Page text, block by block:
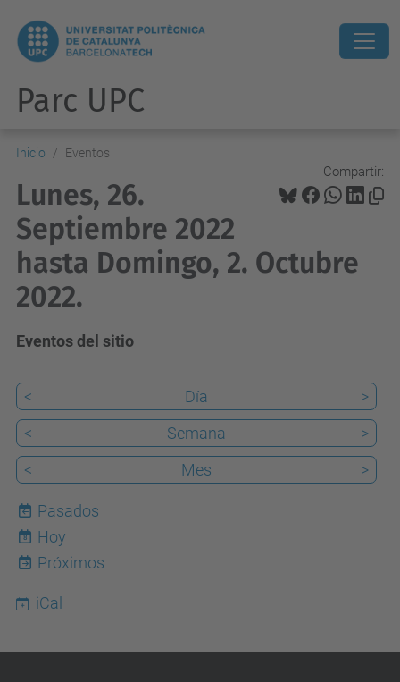
Parc UPC
Inicio Eventos
Compartir:
Lunes, 26.
Septiembre 2022
hasta Domingo, 2. Octubre
2022.
Eventos del sitio
< Día
>
<
Semana
>
<
Mes >
Pasados
8
Hoy
Próximos
iCal